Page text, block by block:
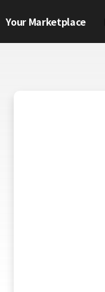
Your Marketplace